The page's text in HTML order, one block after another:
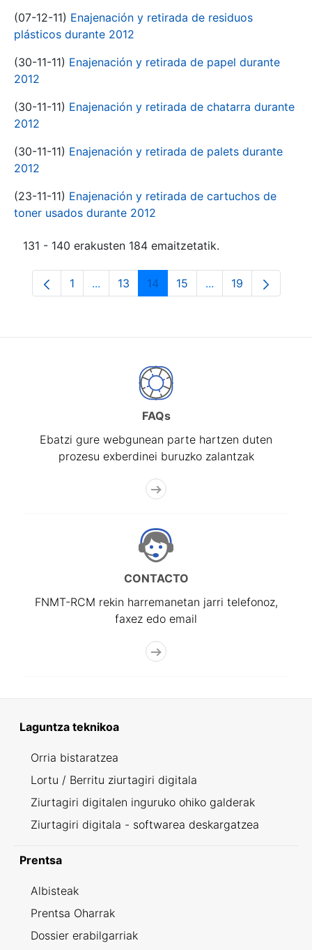
(07-12-11) Enajenación y retirada de residuos
plásticos durante 2012
(30-11-11) Enajenación y retirada de papel durante
2012
(30-11-11) Enajenación y retirada de chatarra durante
2012
(30-11-11) Enajenación y retirada de palets durante
2012
(23-11-11) Enajenación y retirada de cartuchos de
toner usados durante 2012
131 - 140 erakusten 184 emaitzetatik.
Orrialdea
1 ...Intermediate Pages Use TAB to navigate.
Orrialdea
13 Orrialdea
14 Orrialdea
15 ...Intermediate
Orrialdea
19
FAQs
Ebatzi gure webgunean parte hartzen duten
prozesu exberdinei buruzko zalantzak
CONTACTO
FNMT-RCM rekin harremanetan jarri telefonoz,
faxez edo email
Laguntza teknikoa
Orria bistaratzea
Lortu / Berritu ziurtagiri digitala
Ziurtagiri digitalen inguruko ohiko galderak
Ziurtagiri digitala - softwarea deskargatzea
Prentsa
Albisteak
Prentsa Oharrak
Dossier erabilgarriak